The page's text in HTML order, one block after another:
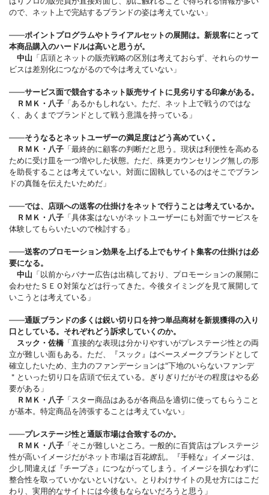
ので、ネット上で完結するブランドの姿は考えていない」
――ポイントプログラムやトライアルセットの展開は。新規客にとって
本商品購入のハードルは高いと思うが。
中山 「店頭とネットの販売戦略の区別は考えておらず、それらのサー
ビスは差別化につながるので今は考えていない」
――サービス面で競合するネット販売サイトに見劣りする印象がある。
ＲＭＫ・八子 「あるかもしれない。ただ、ネット上で戦うのではな
く、あくまでブランドとして戦う意識を持っている」
――そうなるとネットユーザーの満足度はどう高めていく。
ＲＭＫ・八子 「最終的に顧客の判断だと思う。現状は利便性を高める
ために受け皿を一つ増やした状態。ただ、殊更カウンセリング無しの形
を助長することは考えていない。対面に固執しているのはそこでブラン
ドの真髄を伝えたいためだ」
――では、店頭への送客の仕掛けをネットで行うことは考えているか。
ＲＭＫ・八子 「具体案はないがネットユーザーにも対面でサービスを
体験してもらいたいので検討する」
――送客のプロモーション効果を上げる上でもサイト集客の仕掛けは必
要になる。
中山 「以前からバナー広告は出稿しており、プロモーションの展開に
会わせたＳＥＯ対策などは行ってきた。今後タイミングを見て展開して
いこうとは考えている」
――通販ブランドの多くは鋭い切り口を持つ単品商材を新規獲得の入り
口としている。それぞれどう訴求していくのか。
スック・佐橋 「直接的な表現は分かりやすいがプレステージ性との両
立が難しい面もある。ただ、『スック』はベースメークブランドとして
確立したいため、主力のファンデーションは"下地のいらないファンデ
＂といった切り口を店頭で伝えている。ぎりぎりだがその程度はやる必
要がある」
ＲＭＫ・八子 「スター商品はあるが各商品を適切に使ってもらうこと
が基本。特定商品を誇張することは考えていない」
――プレステージ性と通販市場は合致するのか。
ＲＭＫ・八子 「そこが難しいところ。一般的に百貨店はプレステージ
性が高いイメージだがネット市場は百花繚乱。『手軽な』イメージは、
少し間違えば『チープさ』につながってしまう。イメージを損なわずに
整合性を取っていかないといけない。とりわけサイトの見せ方にはこだ
わり、実用的なサイトには今後もならないだろうと思う」